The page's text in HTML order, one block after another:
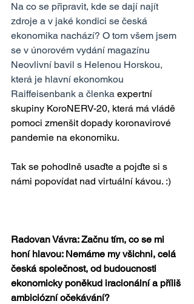
Na co se připravit, kde se dají najít
zdroje a v jaké kondici se česká
ekonomika nachází? O tom všem jsem
se v únorovém vydání magazínu
Neovlivní bavil s Helenou Horskou,
která je hlavní ekonomkou
Raiffeisenbank a členka expertní
skupiny KoroNERV-20, která má vládě
pomoci zmenšit dopady koronavirové
pandemie na ekonomiku.
Tak se pohodlně usaďte a pojďte si s
námi popovídat nad virtuální kávou. :)
Radovan Vávra: Začnu tím, co se mi
honí hlavou: Nemáme my všichni, celá
česká společnost, od budoucnosti
ekonomicky poněkud iracionální a příliš
ambiciózní očekávání?